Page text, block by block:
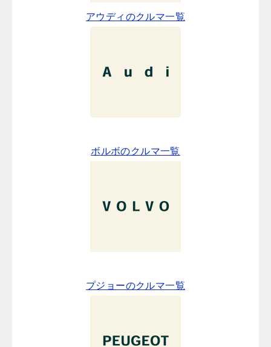
アウディのクルマ一覧
ボルボのクルマ一覧
プジョーのクルマ一覧